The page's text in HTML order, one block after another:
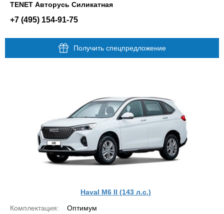
TENET Авторусь Силикатная
+7 (495) 154-91-75
Получить спецпредложение
Haval M6 II (143 л.с.)
Комплектация: Оптимум